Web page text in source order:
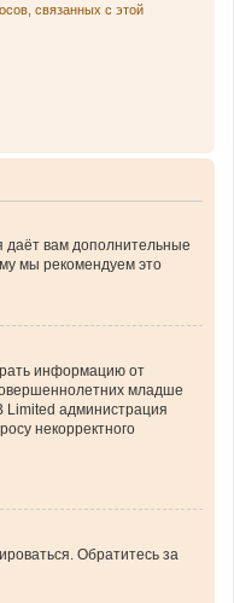
связанных с этой
даёт вам дополнительные
мы рекомендуем это
информацию от
младше
Limited администрация
некорректного
Обратитесь за